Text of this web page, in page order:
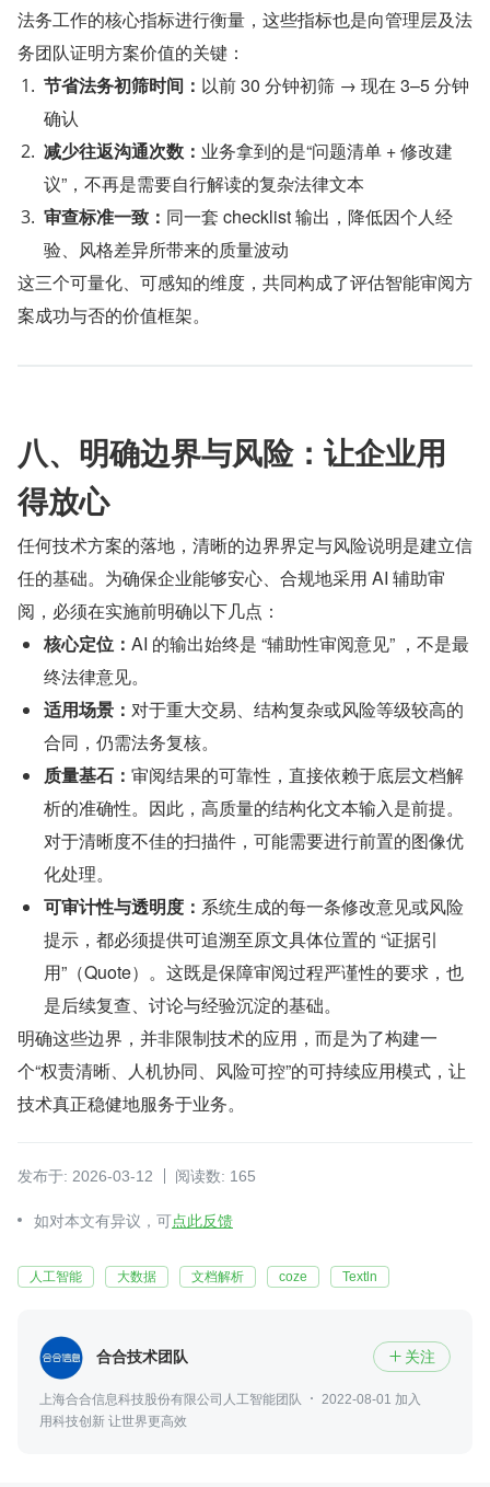
法务工作的核心指标进行衡量，这些指标也是向管理层及法
务团队证明方案价值的关键：
节省法务初筛时间： 以前 30 分钟初筛 → 现在 3–5 分钟
确认
减少往返沟通次数： 业务拿到的是“问题清单 + 修改建
议”，不再是需要自行解读的复杂法律文本
审查标准一致： 同一套 checklist 输出，降低因个人经
验、风格差异所带来的质量波动
这三个可量化、可感知的维度，共同构成了评估智能审阅方
案成功与否的价值框架。
八、明确边界与风险：让企业用
得放心
任何技术方案的落地，清晰的边界界定与风险说明是建立信
任的基础。为确保企业能够安心、合规地采用 AI 辅助审
阅，必须在实施前明确以下几点：
核心定位： AI 的输出始终是 “辅助性审阅意见” ，不是最
终法律意见。
适用场景： 对于重大交易、结构复杂或风险等级较高的
合同，仍需法务复核。
质量基石： 审阅结果的可靠性，直接依赖于底层文档解
析的准确性。因此，高质量的结构化文本输入是前提。
对于清晰度不佳的扫描件，可能需要进行前置的图像优
化处理。
可审计性与透明度： 系统生成的每一条修改意见或风险
提示，都必须提供可追溯至原文具体位置的 “证据引
用”（Quote）。这既是保障审阅过程严谨性的要求，也
是后续复查、讨论与经验沉淀的基础。
明确这些边界，并非限制技术的应用，而是为了构建一
个“权责清晰、人机协同、风险可控”的可持续应用模式，让
技术真正稳健地服务于业务。
发布于: 2026-03-12 阅读数: 165
如对本文有异议，可点此反馈
人工智能 大数据 文档解析 coze Textln
合合技术团队  关注
上海合合信息科技股份有限公司人工智能团队
2022-08-01 加入
用科技创新 让世界更高效